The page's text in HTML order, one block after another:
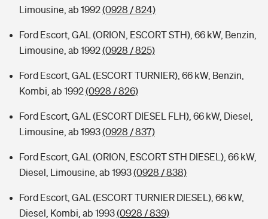
Limousine, ab 1992(0928 / 824)
Ford Escort, GAL (ORION, ESCORT STH), 66 kW, Benzin,
Limousine, ab 1992(0928 / 825)
Ford Escort, GAL (ESCORT TURNIER), 66 kW, Benzin,
Kombi, ab 1992(0928 / 826)
Ford Escort, GAL (ESCORT DIESEL FLH), 66 kW, Diesel,
Limousine, ab 1993(0928 / 837)
Ford Escort, GAL (ORION, ESCORT STH DIESEL), 66 kW,
Diesel, Limousine, ab 1993(0928 / 838)
Ford Escort, GAL (ESCORT TURNIER DIESEL), 66 kW,
Diesel, Kombi, ab 1993(0928 / 839)